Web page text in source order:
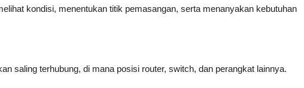
kondisi, menentukan titik pemasangan, serta menanyakan kebutuhan
saling terhubung, di mana posisi router, switch, dan perangkat lainnya.